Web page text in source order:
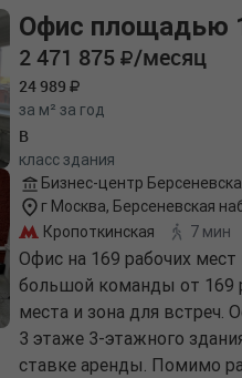
Офис площадью
2 471 875 /месяц
24 989
за м² за год
B
класс здания
Бизнес-центр
г Москва, Берсеневская
Кропоткинская
7 мин
Офис на 169 рабочих
большой команды от 169
места и зона для встреч.
3 этаже 3-этажного
ставке аренды. Помимо